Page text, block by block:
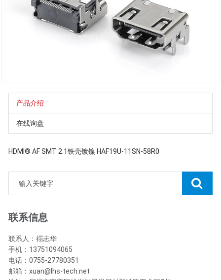
产品介绍
在线询盘
HDMI® AF SMT 2.1铁壳镀镍 HAF19U-11SN-58R0
联系信息
联系人：禤志华
手机：13751094065
电话：0755-27780351
邮箱：xuan@lhs-tech.net